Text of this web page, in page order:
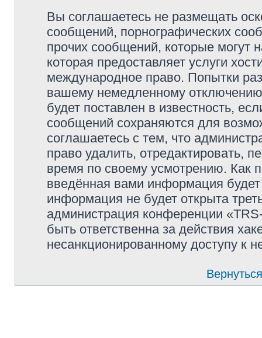
Вы соглашаетесь не размещать
сообщений, порнографических
прочих сообщений, которые могут
которая предоставляет услуги
международное право. Попытки
вашему немедленному
будет поставлен в известность,
сообщений сохраняются для
соглашаетесь с тем, что
право удалить, отредактировать,
время по своему усмотрению. Как
введённая вами информация
информация не будет открыта
администрация конференции
быть ответственна за действия
несанкционированному доступу к